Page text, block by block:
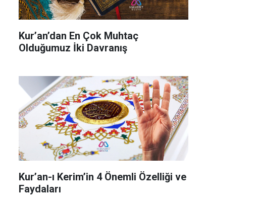
Kur’an’dan En Çok Muhtaç
Olduğumuz İki Davranış
Kur’an-ı Kerim’in 4 Önemli Özelliği ve
Faydaları